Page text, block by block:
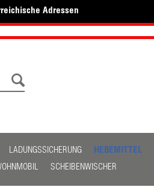
Adressen
LADUNGSSICHERUNG HEBEMITTEL
SCHEIBENWISCHER